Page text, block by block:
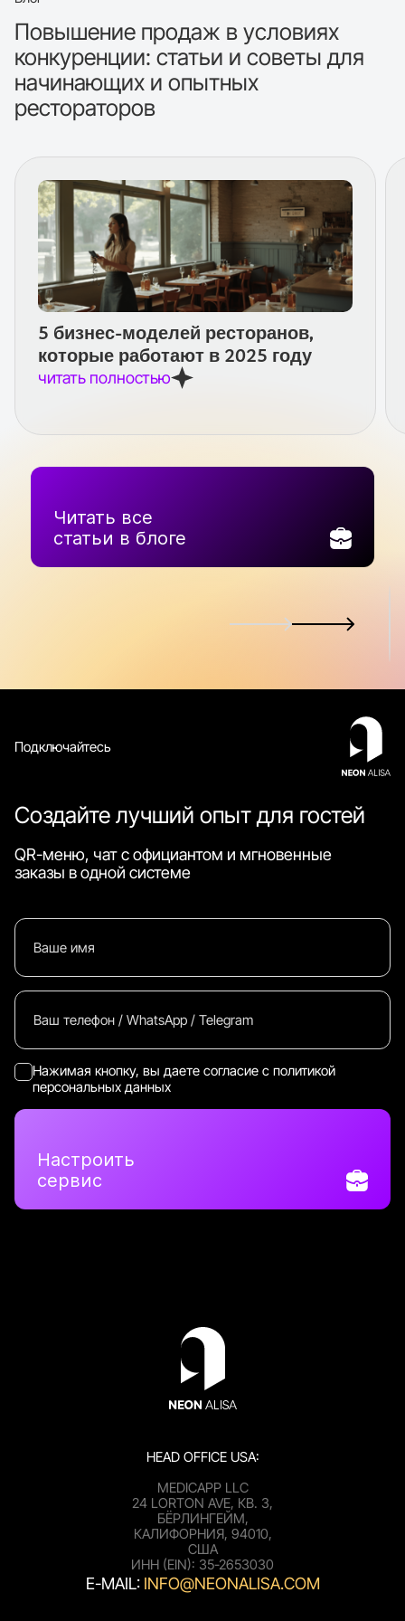
Повышение продаж в условиях
конкуренции: статьи и советы для
начинающих и опытных
рестораторов
5 бизнес-моделей ресторанов,
которые работают в 2025 году
читать полностью
Читать все
статьи в блоге
Подключайтесь
Создайте лучший опыт для гостей
QR-меню, чат с официантом и мгновенные
заказы в одной системе
Нажимая кнопку, вы даете согласие с политикой
персональных данных
Настроить
сервис
HEAD OFFICE USA:
MEDICAPP LLC
24 LORTON AVE, КВ. 3,
БЁРЛИНГЕЙМ,
КАЛИФОРНИЯ, 94010,
США
ИНН (EIN): 35-2653030
E-MAIL: INFO@NEONALISA.COM